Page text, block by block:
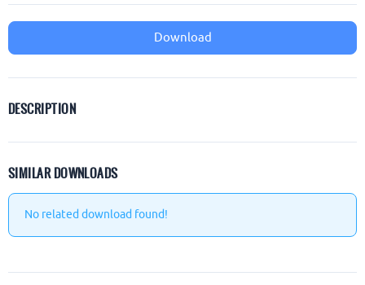
Download
DESCRIPTION
SIMILAR DOWNLOADS
No related download found!